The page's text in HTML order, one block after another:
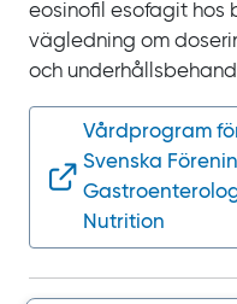
eosinofil esofagit hos
vägledning om
och
Vårdprogram
Svenska
Nutrition